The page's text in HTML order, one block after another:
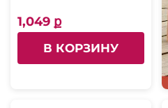
1,049 ք
В КОРЗИНУ